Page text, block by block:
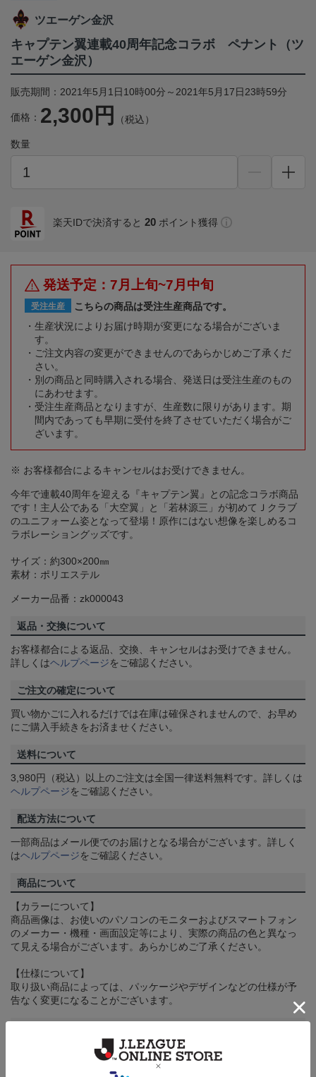
ツエーゲン金沢
キャプテン翼連載40周年記念コラボ ペナント（ツ
エーゲン金沢）
販売期間：2021年5月1日10時00分～2021年5月17日23時59分
価格： 2,300円 （税込）
数量
楽天IDで決済すると 20 ポイント獲得
発送予定：7月上旬~7月中旬
受注生産
こちらの商品は受注生産商品です。
生産状況によりお届け時期が変更になる場合がございま
す。
ご注文内容の変更ができませんのであらかじめご了承くだ
さい。
別の商品と同時購入される場合、発送日は受注生産のもの
にあわせます。
受注生産商品となりますが、生産数に限りがあります。期
間内であっても早期に受付を終了させていただく場合がご
ざいます。
※ お客様都合によるキャンセルはお受けできません。
今年で連載40周年を迎える『キャプテン翼』との記念コラボ商品
です！主人公である「大空翼」と「若林源三」が初めてＪクラブ
のユニフォーム姿となって登場！原作にはない想像を楽しめるコ
ラボレーショングッズです。
サイズ：約300×200㎜
素材：ポリエステル
メーカー品番：zk000043
返品・交換について
お客様都合による返品、交換、キャンセルはお受けできません。
詳しくはヘルプページをご確認ください。
ご注文の確定について
買い物かごに入れるだけでは在庫は確保されませんので、お早め
にご購入手続きをお済ませください。
送料について
3,980円（税込）以上のご注文は全国一律送料無料です。詳しくは
ヘルプページをご確認ください。
配送方法について
一部商品はメール便でのお届けとなる場合がございます。詳しく
はヘルプページをご確認ください。
商品について
【カラーについて】
商品画像は、お使いのパソコンのモニターおよびスマートフォン
のメーカー・機種・画面設定等により、実際の商品の色と異なっ
て見える場合がございます。あらかじめご了承ください。
【仕様について】
取り扱い商品によっては、パッケージやデザインなどの仕様が予
告なく変更になることがございます。
決済について